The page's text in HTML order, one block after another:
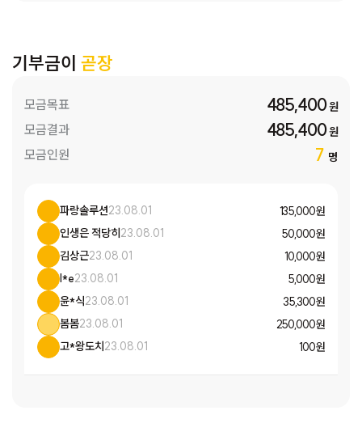
기부금이 곧장
모금목표 485,400원
모금결과 485,400원
모금인원 7 명
파랑솔루션23.08.01
135,000 원
인생은 적당히23.08.01
50,000 원
김상근23.08.01
10,000 원
l*e23.08.01
5,000 원
윤*식23.08.01
35,300 원
봄봄23.08.01
250,000 원
고*왕도치23.08.01 100 원